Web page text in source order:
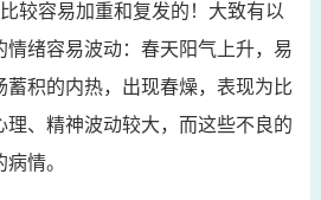
较容易加重和复发的！大致有以
情绪容易波动：春天阳气上升，易
蓄积的内热，出现春燥，表现为比
理、精神波动较大，而这些不良的
情。